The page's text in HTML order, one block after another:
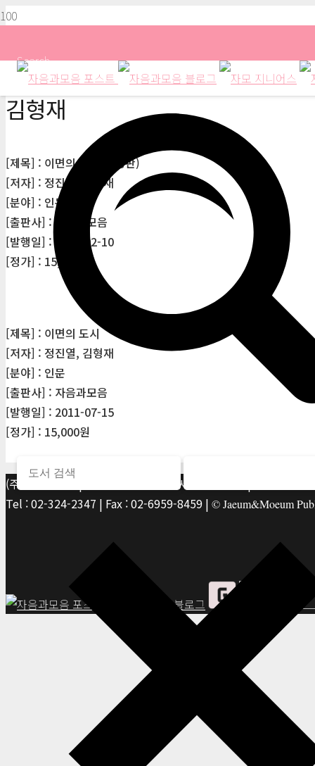
Search
김형재
[제목] : 이면의 도시(개정판)
[저자] : 정진열, 김형재
[분야] : 인문
[출판사] : 자음과모음
[발행일] : 2021-02-10
[정가] : 15,000원
[제목] : 이면의 도시
[저자] : 정진열, 김형재
[분야] : 인문
[출판사] : 자음과모음
[발행일] : 2011-07-15
[정가] : 15,000원
(주)자음과모음 | 10881 경기 파주시 서패동 469-1 | 사업자등
Tel : 02-324-2347 | Fax : 02-6959-8459 | © Jaeum&Moeum